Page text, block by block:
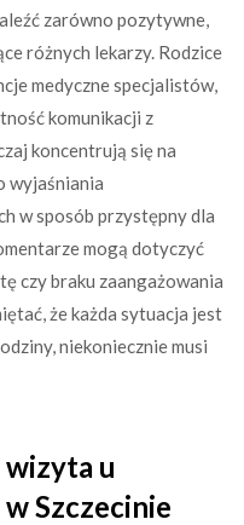
zarówno pozytywne,
różnych lekarzy. Rodzice
medyczne specjalistów,
komunikacji z
koncentrują się na
wyjaśniania
w sposób przystępny dla
mogą dotyczyć
czy braku zaangażowania
że każda sytuacja jest
niekoniecznie musi
u
Szczecinie